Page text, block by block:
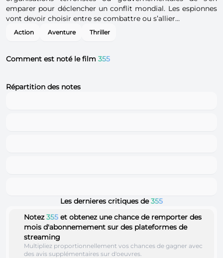
emparer pour déclencher un conflit mondial. Les espionnes
vont devoir choisir entre se combattre ou s’allier…
Action Aventure Thriller
Comment est noté le film 355
Répartition des notes
Les dernieres critiques de355
Notez355 et obtenez une chance de remporter des
mois d'abonnemement sur des plateformes de
streaming
Multipliez proportionnellement vos chances de gagner avec
des avis supplémentaires sur d'oeuvres.